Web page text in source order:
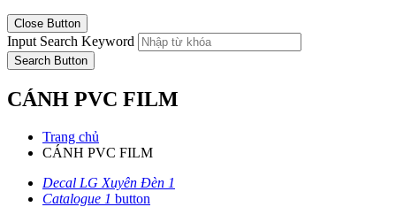
Close Button
Input Search Keyword
Search Button
CÁNH PVC FILM
Trang chủ
CÁNH PVC FILM
Decal LG Xuyên Đèn 1
Catalogue 1 button